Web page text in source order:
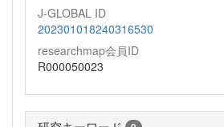
J-GLOBAL ID
202301018240316530
researchmap会員ID
R000050023